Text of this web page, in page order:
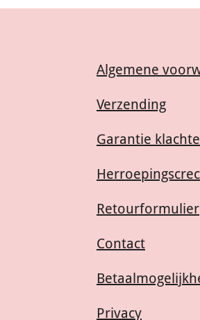
Algemene
Verzending
Garantie
Retourformulier
Contact
Privacy